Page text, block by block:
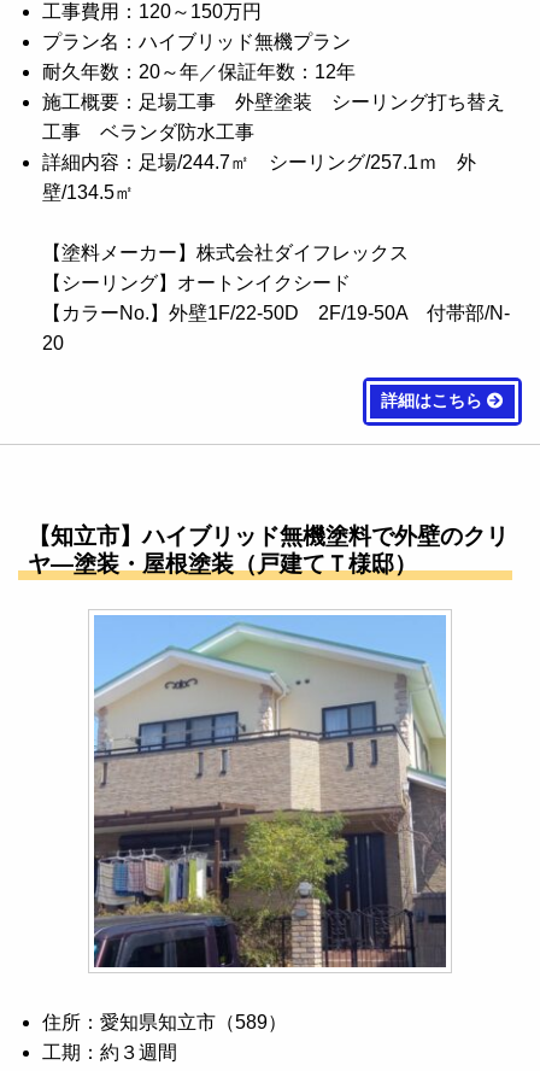
工事費用：120～150万円
プラン名：ハイブリッド無機プラン
耐久年数：20～年／保証年数：12年
施工概要：足場工事 外壁塗装 シーリング打ち替え
工事 ベランダ防水工事
詳細内容：足場/244.7㎡ シーリング/257.1ｍ 外
壁/134.5㎡
【塗料メーカー】株式会社ダイフレックス
【シーリング】オートンイクシード
【カラーNo.】外壁1F/22-50D 2F/19-50A 付帯部/N-
20
詳細はこちら
【知立市】ハイブリッド無機塗料で外壁のクリ
ヤ―塗装・屋根塗装（戸建てＴ様邸）
住所：愛知県知立市（589）
工期：約３週間